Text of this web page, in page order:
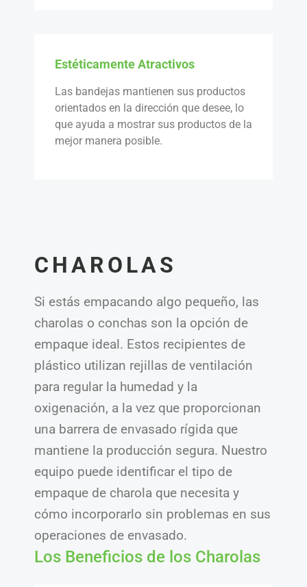
Estéticamente Atractivos
Las bandejas mantienen sus productos
orientados en la dirección que desee, lo
que ayuda a mostrar sus productos de la
mejor manera posible.
CHAROLAS
Si estás empacando algo pequeño, las
charolas o conchas son la opción de
empaque ideal. Estos recipientes de
plástico utilizan rejillas de ventilación
para regular la humedad y la
oxigenación, a la vez que proporcionan
una barrera de envasado rígida que
mantiene la producción segura. Nuestro
equipo puede identificar el tipo de
empaque de charola que necesita y
cómo incorporarlo sin problemas en sus
operaciones de envasado.
Los Beneficios de los Charolas